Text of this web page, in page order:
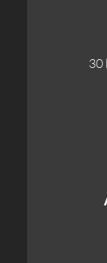
30